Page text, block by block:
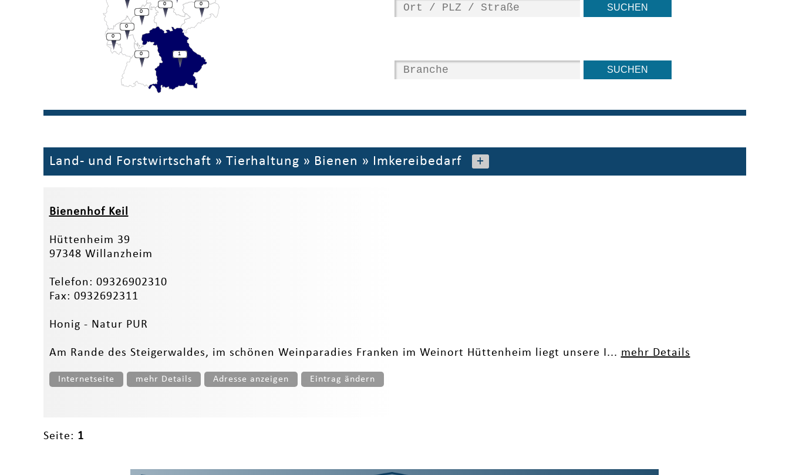
0
0
0
0
0
0
1
Land- und Forstwirtschaft » Tierhaltung » Bienen » Imkereibedarf +
Bienenhof Keil
Hüttenheim 39
97348 Willanzheim
Telefon: 09326902310
Fax: 0932692311
Honig - Natur PUR
Am Rande des Steigerwaldes, im schönen Weinparadies Franken im Weinort Hüttenheim liegt unsere I... mehr Details
Internetseite mehr Details Adresse anzeigen Eintrag ändern
Seite: 1